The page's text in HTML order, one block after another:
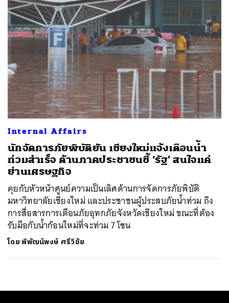
Internal Affairs
นักจัดการภัยพิบัติยัน เชียงใหม่แจ้งเตือนน้ำ
ท่วมสำเร็จ ด้านภาคประชาชนชี้ ‘รัฐ’ สนใจแค่
ย่านเศรษฐกิจ
คุยกับหัวหน้าศูนย์ความเป็นเลิศด้านการจัดการภัยพิบัติ
มหาวิทยาลัยเชียงใหม่ และประชาชนผู้ประสบภัยน้ำท่วม ถึง
การสื่อสารการเตือนภัยอุทกภัยจังหวัดเชียงใหม่ ขณะที่ต้อง
รับมือกับน้ำก้อนใหม่ที่จะท่วม 7 โซน
โดยพิพัฒน์พงษ์ ศรีวิชัย
ค้นหา
SHARE TWEET LINE EMAIL